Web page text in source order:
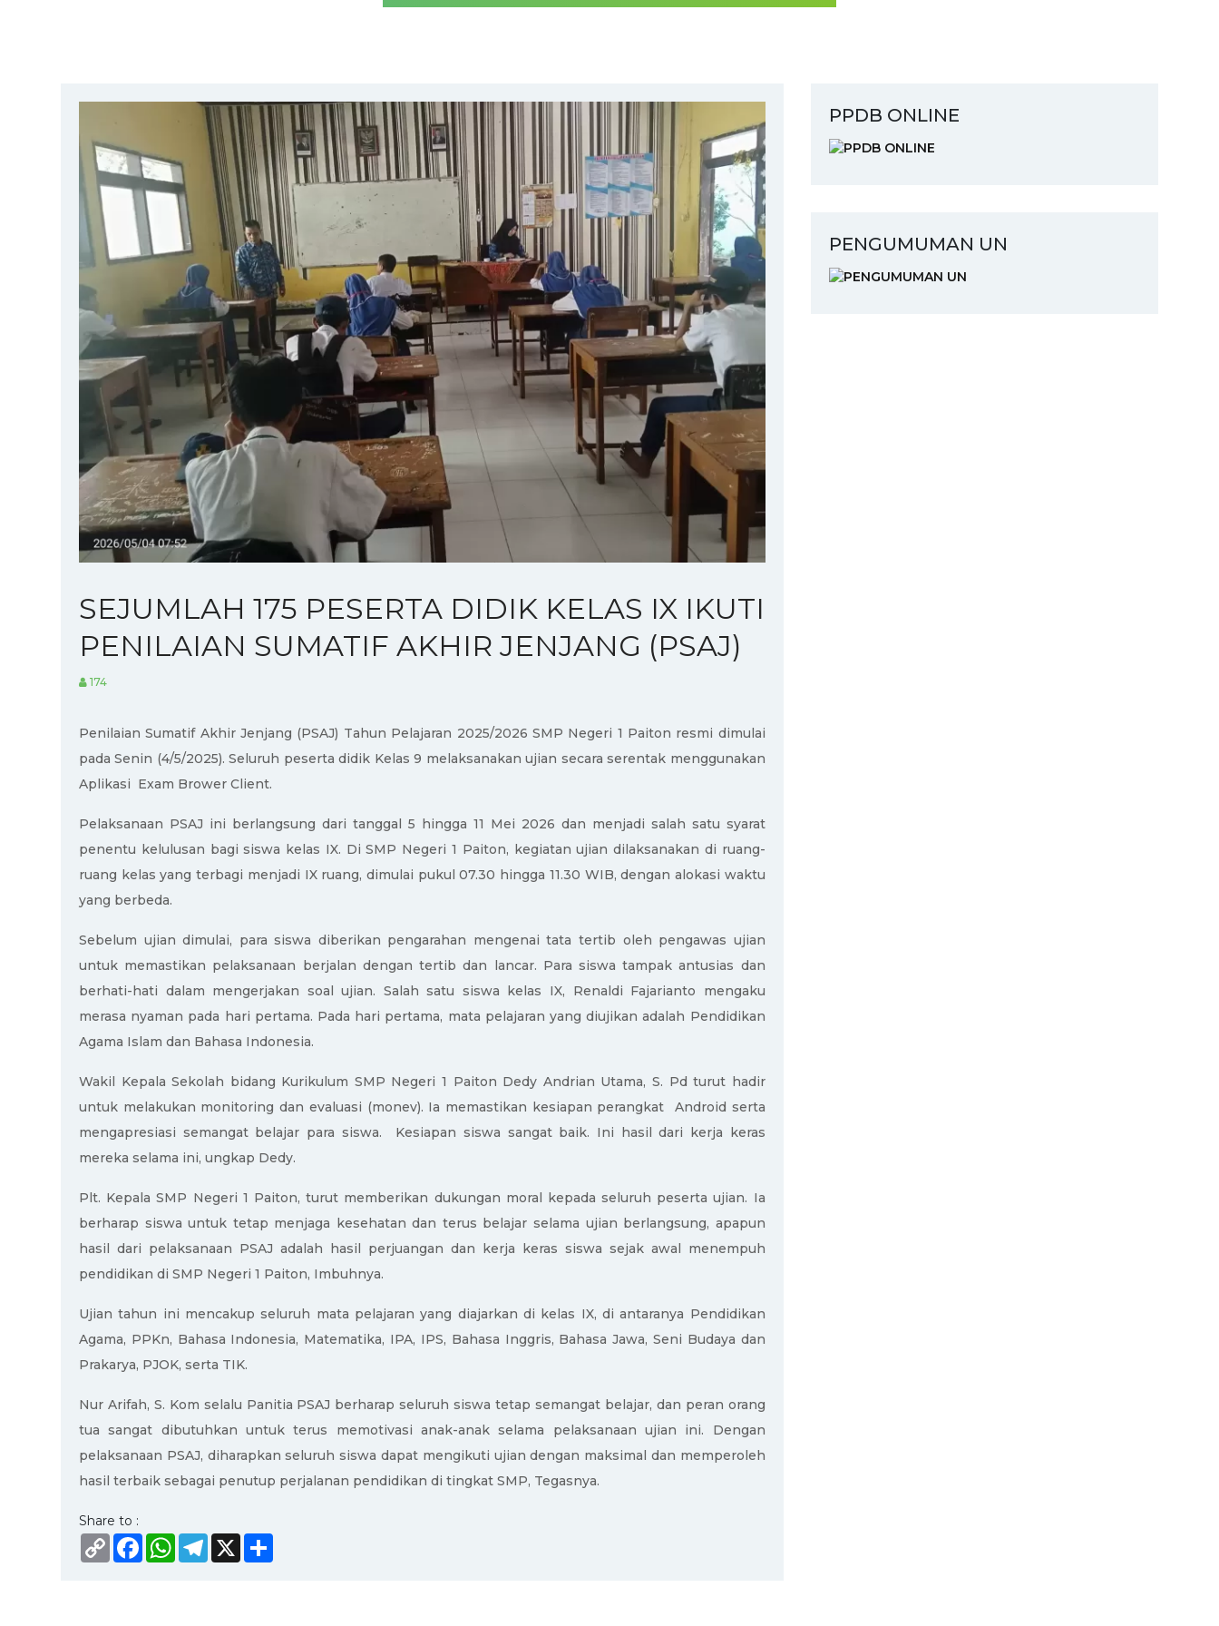
SEJUMLAH 175 PESERTA DIDIK KELAS IX IKUTI
PENILAIAN SUMATIF AKHIR JENJANG (PSAJ)
174
Penilaian Sumatif Akhir Jenjang (PSAJ) Tahun Pelajaran 2025/2026 SMP Negeri 1 Paiton resmi dimulai
pada Senin (4/5/2025). Seluruh peserta didik Kelas 9 melaksanakan ujian secara serentak menggunakan
Aplikasi Exam Brower Client.
Pelaksanaan PSAJ ini berlangsung dari tanggal 5 hingga 11 Mei 2026 dan menjadi salah satu syarat
penentu kelulusan bagi siswa kelas IX. Di SMP Negeri 1 Paiton, kegiatan ujian dilaksanakan di ruang-
ruang kelas yang terbagi menjadi IX ruang, dimulai pukul 07.30 hingga 11.30 WIB, dengan alokasi waktu
yang berbeda.
Sebelum ujian dimulai, para siswa diberikan pengarahan mengenai tata tertib oleh pengawas ujian
untuk memastikan pelaksanaan berjalan dengan tertib dan lancar. Para siswa tampak antusias dan
berhati-hati dalam mengerjakan soal ujian. Salah satu siswa kelas IX, Renaldi Fajarianto mengaku
merasa nyaman pada hari pertama. Pada hari pertama, mata pelajaran yang diujikan adalah Pendidikan
Agama Islam dan Bahasa Indonesia.
Wakil Kepala Sekolah bidang Kurikulum SMP Negeri 1 Paiton Dedy Andrian Utama, S. Pd turut hadir
untuk melakukan monitoring dan evaluasi (monev). Ia memastikan kesiapan perangkat Android serta
mengapresiasi semangat belajar para siswa. Kesiapan siswa sangat baik. Ini hasil dari kerja keras
mereka selama ini, ungkap Dedy.
Plt. Kepala SMP Negeri 1 Paiton, turut memberikan dukungan moral kepada seluruh peserta ujian. Ia
berharap siswa untuk tetap menjaga kesehatan dan terus belajar selama ujian berlangsung, apapun
hasil dari pelaksanaan PSAJ adalah hasil perjuangan dan kerja keras siswa sejak awal menempuh
pendidikan di SMP Negeri 1 Paiton, Imbuhnya.
Ujian tahun ini mencakup seluruh mata pelajaran yang diajarkan di kelas IX, di antaranya Pendidikan
Agama, PPKn, Bahasa Indonesia, Matematika, IPA, IPS, Bahasa Inggris, Bahasa Jawa, Seni Budaya dan
Prakarya, PJOK, serta TIK.
Nur Arifah, S. Kom selalu Panitia PSAJ berharap seluruh siswa tetap semangat belajar, dan peran orang
tua sangat dibutuhkan untuk terus memotivasi anak-anak selama pelaksanaan ujian ini. Dengan
pelaksanaan PSAJ, diharapkan seluruh siswa dapat mengikuti ujian dengan maksimal dan memperoleh
hasil terbaik sebagai penutup perjalanan pendidikan di tingkat SMP, Tegasnya.
Share to :
Copy
Link
FacebookWhatsApp
Telegram
X
PPDB ONLINE
PENGUMUMAN UN